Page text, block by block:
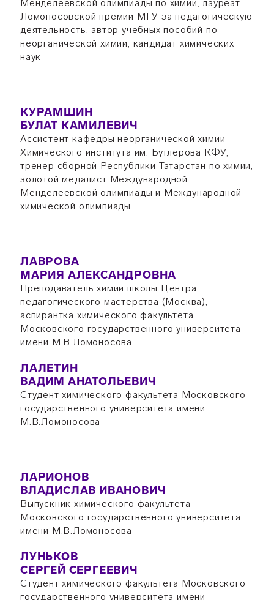
Менделеевской олимпиады по химии, лауреат
Ломоносовской премии МГУ за педагогическую
деятельность, автор учебных пособий по
неорганической химии, кандидат химических
наук
КУРАМШИН
БУЛАТ КАМИЛЕВИЧ
Ассистент кафедры неорганической химии
Химического института им. Бутлерова КФУ,
тренер сборной Республики Татарстан по химии,
золотой медалист Международной
Менделеевской олимпиады и Международной
химической олимпиады
ЛАВРОВА
МАРИЯ АЛЕКСАНДРОВНА
Преподаватель химии школы Центра
педагогического мастерства (Москва),
аспирантка химического факультета
Московского государственного университета
имени М.В.Ломоносова
ЛАЛЕТИН
ВАДИМ АНАТОЛЬЕВИЧ
Студент химического факультета Московского
государственного университета имени
М.В.Ломоносова
ЛАРИОНОВ
ВЛАДИСЛАВ ИВАНОВИЧ
Выпускник химического факультета
Московского государственного университета
имени М.В.Ломоносова
ЛУНЬКОВ
СЕРГЕЙ СЕРГЕЕВИЧ
Студент химического факультета Московского
государственного университета имени